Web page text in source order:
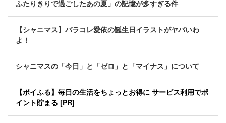
ふたりきりで過ごしたあの夏」の記憶が多すぎる件
【シャニマス】パラコレ愛依の誕生日イラストがヤバいわ
よ！
シャニマスの「今日」と「ゼロ」と「マイナス」について
【ポイふる】毎日の生活をちょっとお得に サービス利用でポ
イント貯まる [PR]